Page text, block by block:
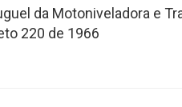
da Motoniveladora e
220 de 1966